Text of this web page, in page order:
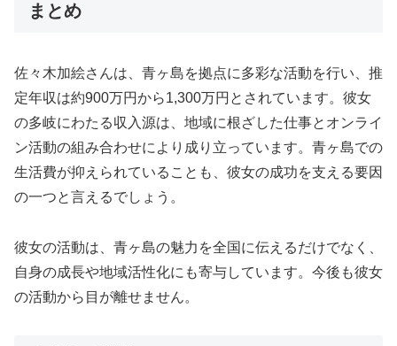
まとめ
佐々木加絵さんは、青ヶ島を拠点に多彩な活動を行い、推
定年収は約900万円から1,300万円とされています。彼女
の多岐にわたる収入源は、地域に根ざした仕事とオンライ
ン活動の組み合わせにより成り立っています。青ヶ島での
生活費が抑えられていることも、彼女の成功を支える要因
の一つと言えるでしょう。
彼女の活動は、青ヶ島の魅力を全国に伝えるだけでなく、
自身の成長や地域活性化にも寄与しています。今後も彼女
の活動から目が離せません。